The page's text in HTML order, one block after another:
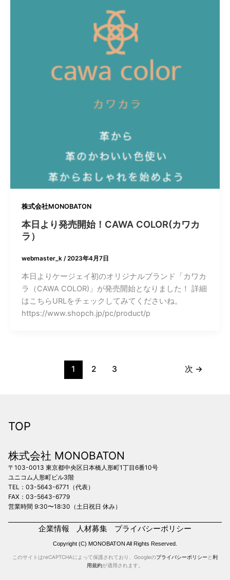
株式会社MONOBATON
本日より発売開始！CAWA COLOR(カワカ
ラ）
webmaster_k/2023年4月7日
本日よりケージェイ初のオリジナルブランド「カワカ
ラ（CAWA COLOR)」が発売開始となりました！ 詳細
はこちらURLをチェックしてみてくださいね。
https://www.shopch.jp/pc/product/p
1 2 3 次 →
TOP
株式会社 MONOBATON
〒103-0013 東京都中央区日本橋人形町1丁目6番10号
ユニコム人形町ビル3階
TEL：03-5643-6771（代表）
FAX：03-5643-6779
営業時間 9:30〜18:30（土日祝日 休み）
企業情報 人材募集 プライバシーポリシー
Copyright (C) MONOBATON All Rights Reserved.
このサイトはreCAPTCHAによって保護されており、Googleのプライバシーポリシー と利
用規約が適用されます。